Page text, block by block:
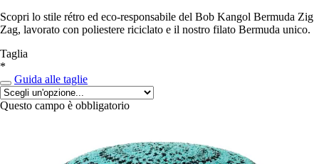
Scopri lo stile rétro ed eco-responsabile del Bob Kangol Bermuda Zig
Zag, lavorato con poliestere riciclato e il nostro filato Bermuda unico.
Taglia
*
Guida alle taglie
Questo campo è obbligatorio